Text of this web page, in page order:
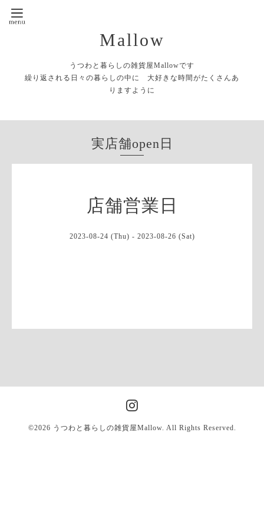
Mallow
うつわと暮らしの雑貨屋Mallowです
繰り返される日々の暮らしの中に 大好きな時間がたくさんあ
りますように
実店舗open日
店舗営業日
2023-08-24 (Thu) - 2023-08-26 (Sat)
©2026 うつわと暮らしの雑貨屋Mallow. All Rights Reserved.